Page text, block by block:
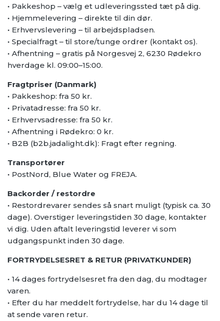
• Pakkeshop – vælg et udleveringssted tæt på dig.
• Hjemmelevering – direkte til din dør.
• Erhvervslevering – til arbejdspladsen.
• Specialfragt – til store/tunge ordrer (kontakt os).
• Afhentning – gratis på Norgesvej 2, 6230 Rødekro
hverdage kl. 09:00–15:00.
Fragtpriser (Danmark)
• Pakkeshop: fra 50 kr.
• Privatadresse: fra 50 kr.
• Erhvervsadresse: fra 50 kr.
• Afhentning i Rødekro: 0 kr.
• B2B (b2b.jadalight.dk): Fragt efter regning.
Transportører
• PostNord, Blue Water og FREJA.
Backorder / restordre
• Restordrevarer sendes så snart muligt (typisk ca. 30
dage). Overstiger leveringstiden 30 dage, kontakter
vi dig. Uden aftalt leveringstid leverer vi som
udgangspunkt inden 30 dage.
FORTRYDELSESRET & RETUR (PRIVATKUNDER)
• 14 dages fortrydelsesret fra den dag, du modtager
varen.
• Efter du har meddelt fortrydelse, har du 14 dage til
at sende varen retur.